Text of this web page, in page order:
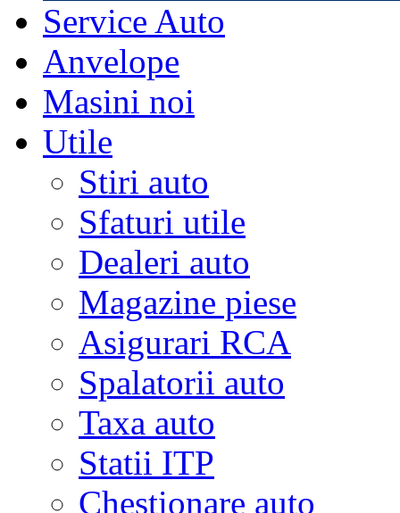
Service Auto
Anvelope
Masini noi
Utile
Stiri auto
Sfaturi utile
Dealeri auto
Magazine piese
Asigurari RCA
Spalatorii auto
Taxa auto
Statii ITP
Chestionare auto